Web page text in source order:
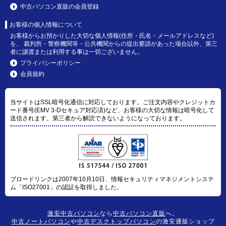
中古パソコン直販の会員登録
お客様の個人情報について
お客様からお預かりした大切な個人情報(住所・氏名・メールアドレスなど)
を、 裁判所・警察機関等・公共機関からの提出要請があった場合以外、第三
者に譲渡または利用する事は一切ございません。
プライバシーポリシー
会員規約
当サイトはSSL暗号化通信に対応しております。ご注文内容やクレジットカ
ード番号(EMV 3-Dセキュア対応済)など、お客様の大切な情報は暗号化して
送信されます。第三者から解読できないようになっております。
ブロードリンクは2007年10月10日、情報セキュリティマネジメントシステ
ム「ISO27001」の認証を取得しました。
激安中古パソコンなら 中古パソコン直販へ。
中古ノートパソコンや中古デスクトップパソコンの激安通販ショップ